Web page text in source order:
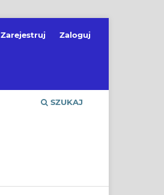
SZUKAJ
Zarejestruj Zaloguj